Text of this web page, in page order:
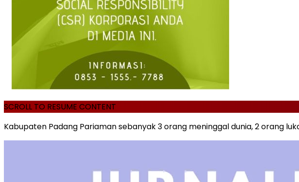
SCROLL TO RESUME CONTENT
Kabupaten Padang Pariaman sebanyak 3 orang meninggal dunia, 2 orang